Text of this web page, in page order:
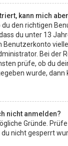
kann mich
den richtigen
du unter 13
Benutzerkonto
Bei der
prüfe, ob du
wurde,
nicht anmelden?
Gründe.
nicht gesperrt